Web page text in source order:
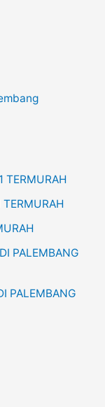
TERMURAH
PALEMBANG
PALEMBANG